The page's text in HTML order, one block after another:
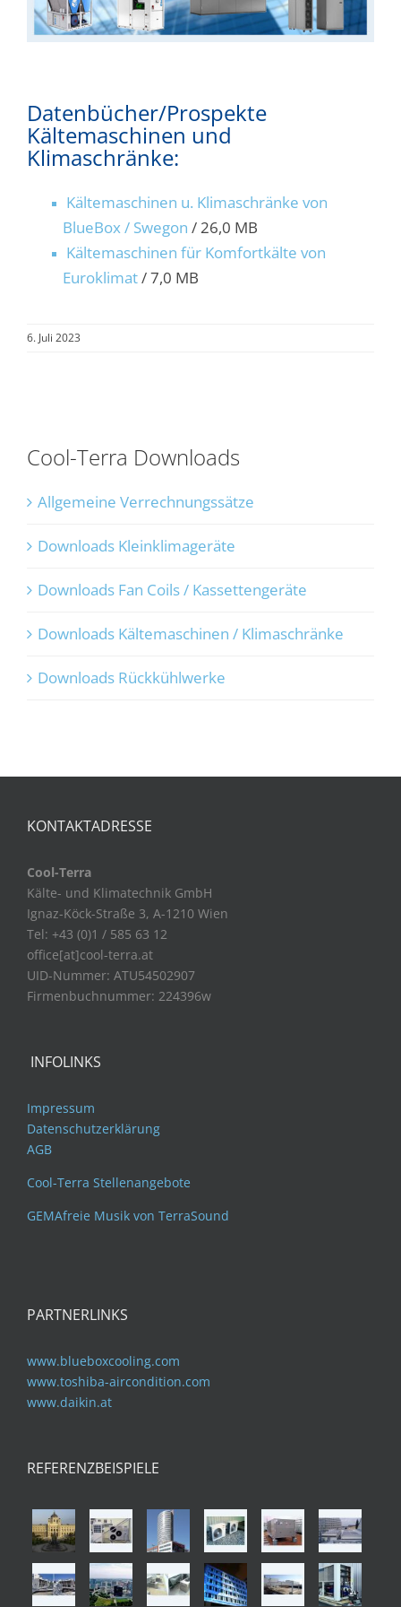
Datenbücher/Prospekte
Kältemaschinen und
Klimaschränke:
Kältemaschinen u. Klimaschränke von
BlueBox / Swegon / 26,0 MB
Kältemaschinen für Komfortkälte von
Euroklimat/ 7,0 MB
6. Juli 2023
Cool-Terra Downloads
Allgemeine Verrechnungssätze
Downloads Kleinklimageräte
Downloads Fan Coils / Kassettengeräte
Downloads Kältemaschinen / Klimaschränke
Downloads Rückkühlwerke
KONTAKTADRESSE
Cool-Terra
Kälte- und Klimatechnik GmbH
Ignaz-Köck-Straße 3, A-1210 Wien
Tel: +43 (0)1 / 585 63 12
office[at]cool-terra.at
UID-Nummer: ATU54502907
Firmenbuchnummer: 224396w
INFOLINKS
Impressum
Datenschutzerklärung
AGB
Cool-Terra Stellenangebote
GEMAfreie Musik von TerraSound
PARTNERLINKS
www.blueboxcooling.com
www.toshiba-aircondition.com
www.daikin.at
REFERENZBEISPIELE